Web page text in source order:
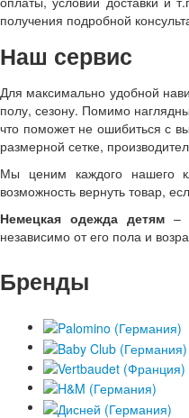
получения подробной
Наш сервис
Для максимально удобной
полу, сезону. Помимо
что поможет не ошибиться с
размерной сетке,
Мы ценим каждого нашего
возможность вернуть товар,
Немецкая одежда детям –
независимо от его пола и
Бренды